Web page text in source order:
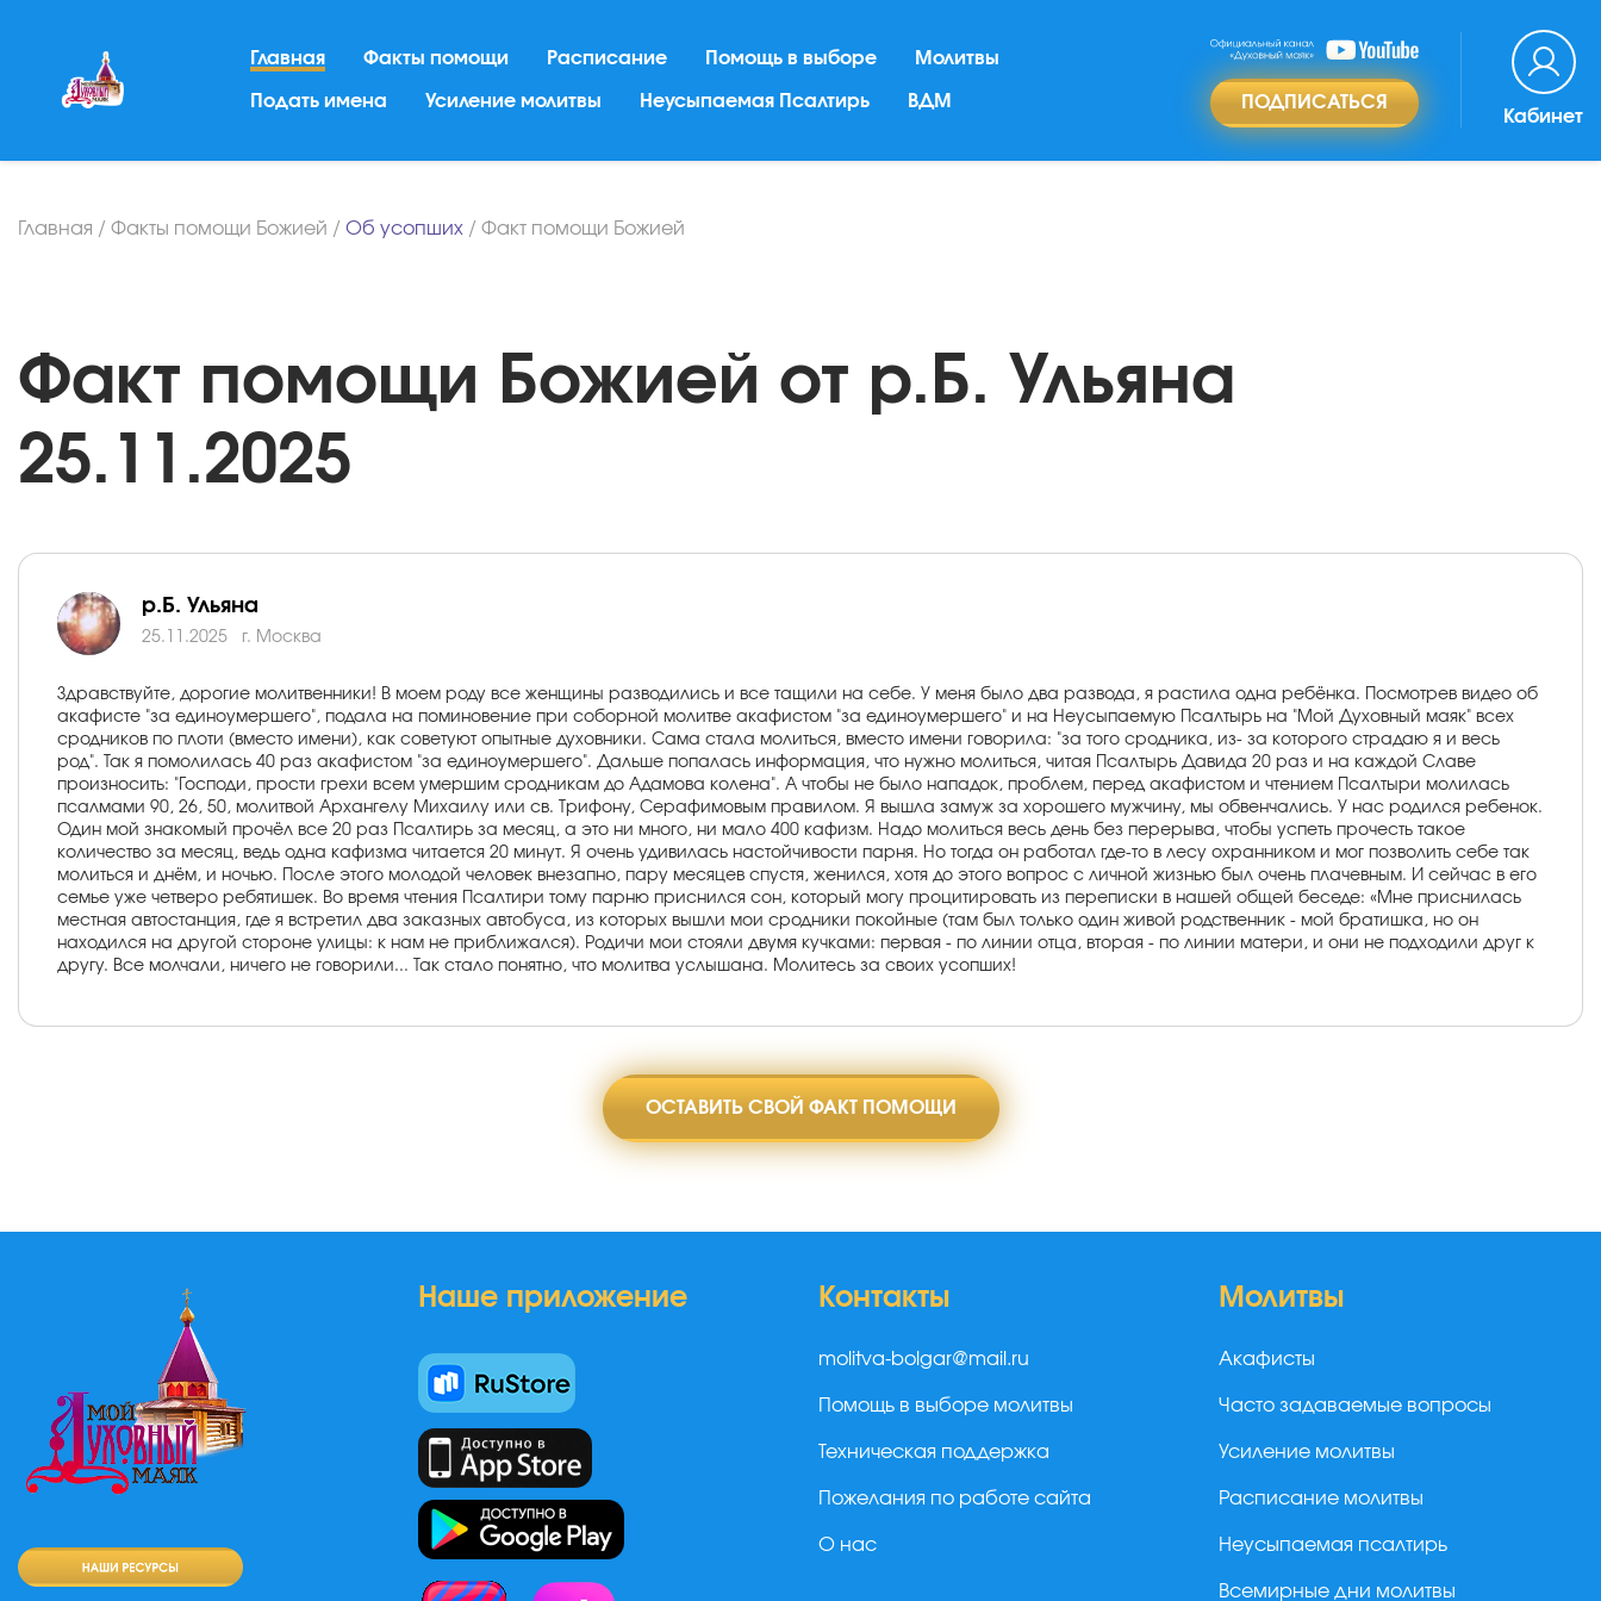
Главная Факты помощи Расписание Помощь в выборе Молитвы
Подать имена Усиление молитвы Неусыпаемая Псалтирь ВДМ ПОДПИСАТЬСЯ
Кабинет
Главная / Факты помощи Божией / Об усопших / Факт помощи Божией
Факт помощи Божией от р.Б. Ульяна
25.11.2025
р.Б. Ульяна
25.11.2025 г. Москва
Здравствуйте, дорогие молитвенники! В моем роду все женщины разводились и все тащили на себе. У меня было два развода, я растила одна ребёнка. Посмотрев видео об
акафисте "за единоумершего", подала на поминовение при соборной молитве акафистом "за единоумершего" и на Неусыпаемую Псалтырь на "Мой Духовный маяк" всех
сродников по плоти (вместо имени), как советуют опытные духовники. Сама стала молиться, вместо имени говорила: "за того сродника, из- за которого страдаю я и весь
род". Так я помолилась 40 раз акафистом "за единоумершего". Дальше попалась информация, что нужно молиться, читая Псалтырь Давида 20 раз и на каждой Славе
произносить: "Господи, прости грехи всем умершим сродникам до Адамова колена". А чтобы не было нападок, проблем, перед акафистом и чтением Псалтыри молилась
псалмами 90, 26, 50, молитвой Архангелу Михаилу или св. Трифону, Серафимовым правилом. Я вышла замуж за хорошего мужчину, мы обвенчались. У нас родился ребенок.
Один мой знакомый прочёл все 20 раз Псалтирь за месяц, а это ни много, ни мало 400 кафизм. Надо молиться весь день без перерыва, чтобы успеть прочесть такое
количество за месяц, ведь одна кафизма читается 20 минут. Я очень удивилась настойчивости парня. Но тогда он работал где-то в лесу охранником и мог позволить себе так
молиться и днём, и ночью. После этого молодой человек внезапно, пару месяцев спустя, женился, хотя до этого вопрос с личной жизнью был очень плачевным. И сейчас в его
семье уже четверо ребятишек. Во время чтения Псалтири тому парню приснился сон, который могу процитировать из переписки в нашей общей беседе: «Мне приснилась
местная автостанция, где я встретил два заказных автобуса, из которых вышли мои сродники покойные (там был только один живой родственник - мой братишка, но он
находился на другой стороне улицы: к нам не приближался). Родичи мои стояли двумя кучками: первая - по линии отца, вторая - по линии матери, и они не подходили друг к
другу. Все молчали, ничего не говорили... Так стало понятно, что молитва услышана. Молитесь за своих усопших!
ОСТАВИТЬ СВОЙ ФАКТ ПОМОЩИ
Наше приложение Контакты
molitva-bolgar@mail.ru
Помощь в выборе молитвы
Техническая поддержка
Пожелания по работе сайта
О нас
Молитвы
Акафисты
Часто задаваемые вопросы
Усиление молитвы
Расписание молитвы
Неусыпаемая псалтирь
Всемирные дни молитвы